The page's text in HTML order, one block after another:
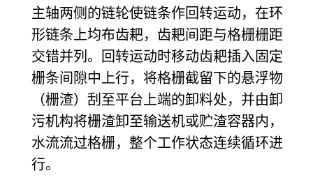
主轴两侧的链轮使链条作回转运动，在环
形链条上均布齿耙，齿耙间距与格栅栅距
交错并列。回转运动时移动齿耙插入固定
栅条间隙中上行，将格栅截留下的悬浮物
（栅渣）刮至平台上端的卸料处，并由卸
污机构将栅渣卸至输送机或贮渣容器内，
水流流过格栅，整个工作状态连续循环进
行。